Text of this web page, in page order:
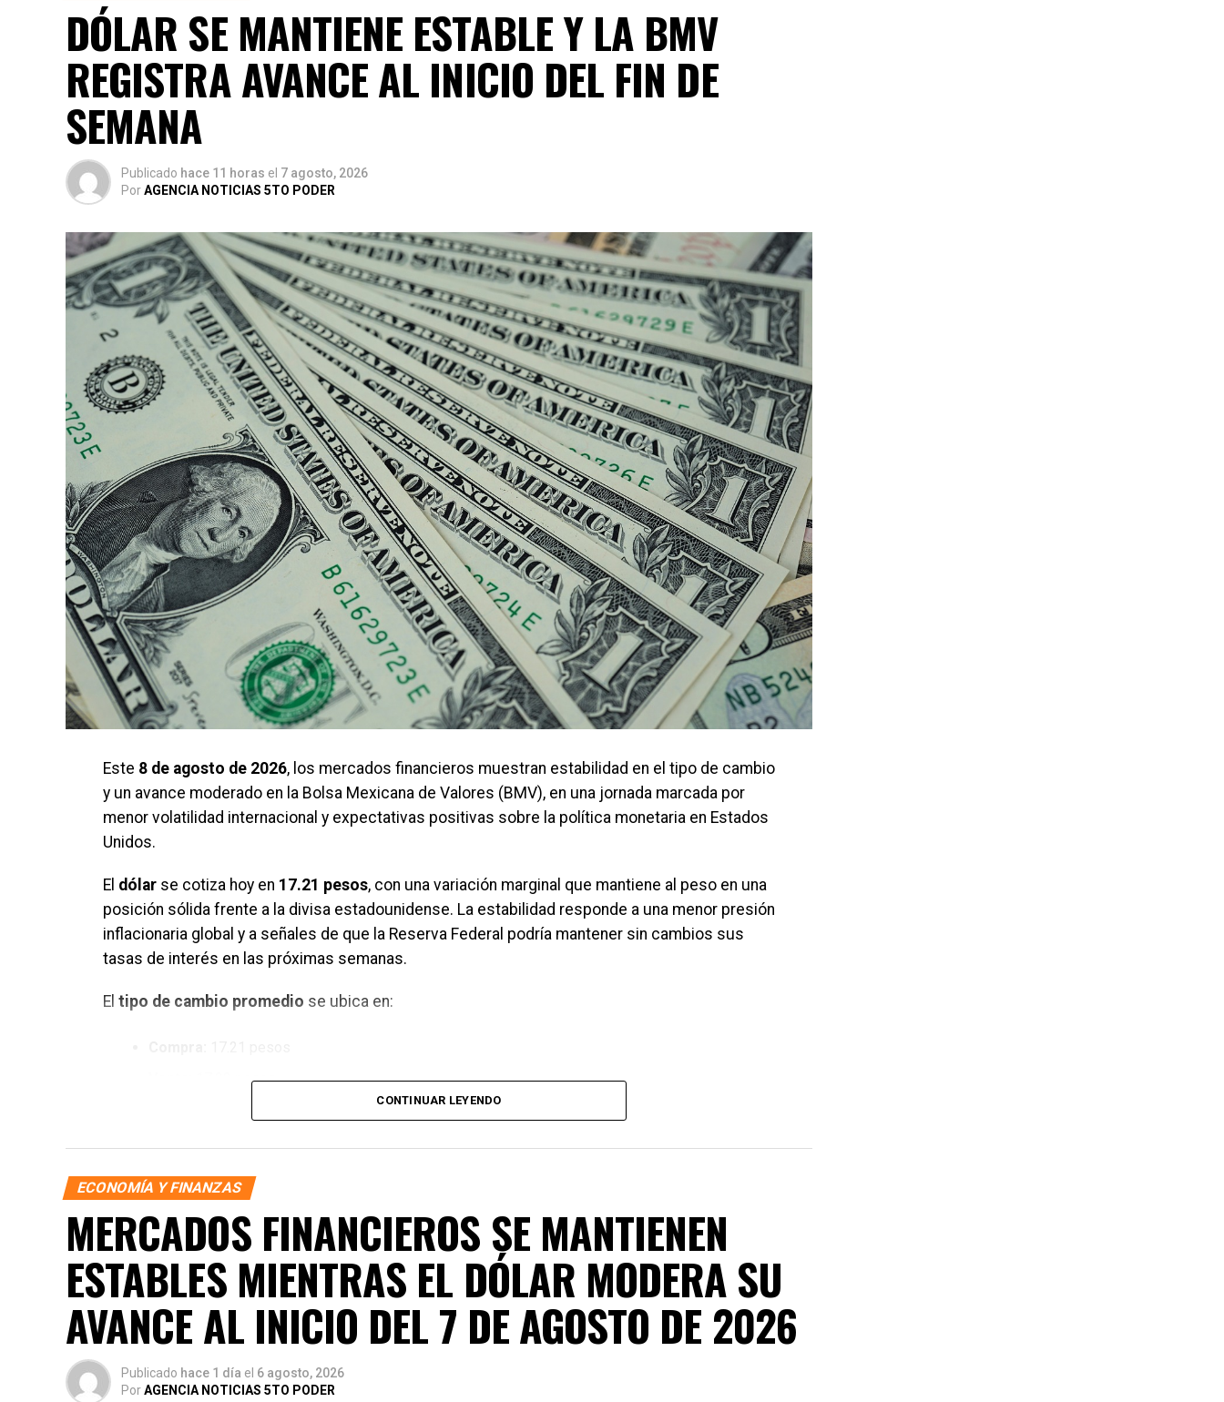
DÓLAR SE MANTIENE ESTABLE Y LA BMV
REGISTRA AVANCE AL INICIO DEL FIN DE
SEMANA
Publicado hace 11 horas el 7 agosto, 2026
PorAGENCIA NOTICIAS 5TO PODER
Este 8 de agosto de 2026, los mercados financieros muestran estabilidad en el tipo de cambio
y un avance moderado en la Bolsa Mexicana de Valores (BMV), en una jornada marcada por
menor volatilidad internacional y expectativas positivas sobre la política monetaria en Estados
Unidos.
El dólar se cotiza hoy en 17.21 pesos, con una variación marginal que mantiene al peso en una
posición sólida frente a la divisa estadounidense. La estabilidad responde a una menor presión
inflacionaria global y a señales de que la Reserva Federal podría mantener sin cambios sus
tasas de interés en las próximas semanas.
El tipo de cambio promedio se ubica en:
17.22 pesos
En los principales bancos del país, la cotización se mantiene dentro de un rango estrecho:
BBVA México:17.18 / 17.27
Citibanamex:17.20 / 17.28
Banorte:17.16 / 17.25
Santander:17.17 / 17.24
HSBC: 17.19 / 17.29
LaBolsa Mexicana de Valores registra un avance moderado. El
66,940 puntos, con un incremento aproximado de
CONTINUAR LEYENDO
ECONOMÍA Y FINANZAS
MERCADOS FINANCIEROS SE MANTIENEN
ESTABLES MIENTRAS EL DÓLAR MODERA SU
AVANCE AL INICIO DEL 7 DE AGOSTO DE 2026
Publicado hace 1 día el 6 agosto, 2026
PorAGENCIA NOTICIAS 5TO PODER